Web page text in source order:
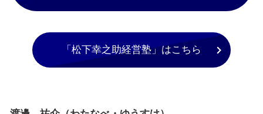
「松下幸之助経営塾」はこちら